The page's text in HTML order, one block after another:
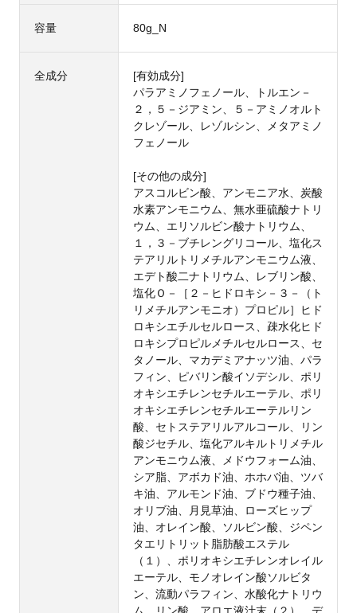
容量 80g_N
全成分
[有効成分]
パラアミノフェノール、トルエン－
２，５－ジアミン、５－アミノオルト
クレゾール、レゾルシン、メタアミノ
フェノール
[その他の成分]
アスコルビン酸、アンモニア水、炭酸
水素アンモニウム、無水亜硫酸ナトリ
ウム、エリソルビン酸ナトリウム、
１，３－ブチレングリコール、塩化ス
テアリルトリメチルアンモニウム液、
エデト酸二ナトリウム、レブリン酸、
塩化Ｏ－［２－ヒドロキシ－３－（ト
リメチルアンモニオ）プロピル］ヒド
ロキシエチルセルロース、疎水化ヒド
ロキシプロピルメチルセルロース、セ
タノール、マカデミアナッツ油、パラ
フィン、ピバリン酸イソデシル、ポリ
オキシエチレンセチルエーテル、ポリ
オキシエチレンセチルエーテルリン
酸、セトステアリルアルコール、リン
酸ジセチル、塩化アルキルトリメチル
アンモニウム液、メドウフォーム油、
シア脂、アボカド油、ホホバ油、ツバ
キ油、アルモンド油、ブドウ種子油、
オリブ油、月見草油、ローズヒップ
油、オレイン酸、ソルビン酸、ジペン
タエリトリット脂肪酸エステル
（１）、ポリオキシエチレンオレイル
エーテル、モノオレイン酸ソルビタ
ン、流動パラフィン、水酸化ナトリウ